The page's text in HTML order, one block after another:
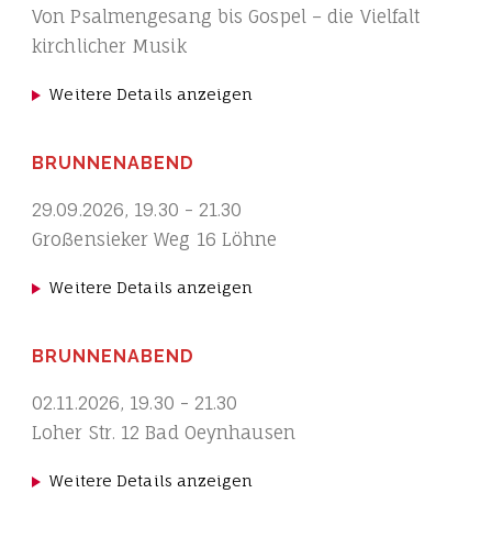
Von Psalmengesang bis Gospel – die Vielfalt
kirchlicher Musik
Weitere Details anzeigen
BRUNNENABEND
29.09.2026, 19.30 - 21.30
Großensieker Weg 16 Löhne
Weitere Details anzeigen
BRUNNENABEND
02.11.2026, 19.30 - 21.30
Loher Str. 12 Bad Oeynhausen
Weitere Details anzeigen